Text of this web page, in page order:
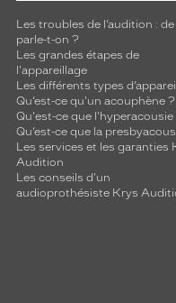
Les troubles de l’audition :
parle-t-on ?
Les grandes étapes de
l'appareillage
Les différents types
Qu’est-ce qu'un acouphène ?
Qu'est-ce que l'hyperacousie
Qu’est-ce que la
Les services et les garanties
Audition
Les conseils d'un
audioprothésiste Krys